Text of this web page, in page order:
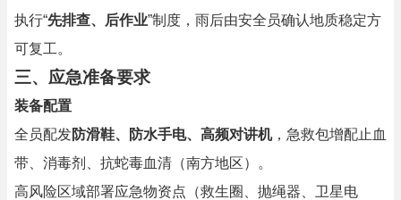
执行“先排查、后作业”制度，雨后由安全员确认地质稳定方
可复工。
三、应急准备要求
装备配置
全员配发防滑鞋、防水手电、高频对讲机，急救包增配止血
带、消毒剂、抗蛇毒血清（南方地区）。
高风险区域部署应急物资点（救生圈、抛绳器、卫星电